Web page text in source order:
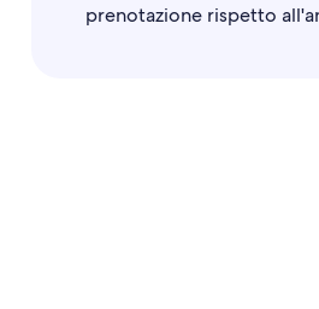
prenotazione rispetto